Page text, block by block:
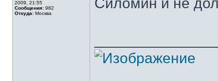
2009, 21:55
Сообщения: 982
Откуда: Москва